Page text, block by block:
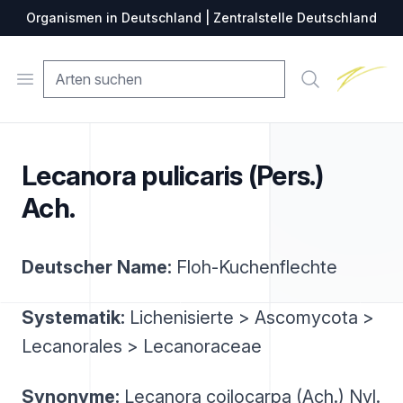
Organismen in Deutschland | Zentralstelle Deutschland
Open menu Suche
Lecanora pulicaris (Pers.)
Ach.
Deutscher Name: Floh-Kuchenflechte
Systematik: Lichenisierte > Ascomycota >
Lecanorales > Lecanoraceae
Synonyme: Lecanora coilocarpa (Ach.) Nyl.